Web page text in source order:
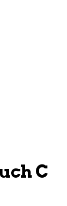
C